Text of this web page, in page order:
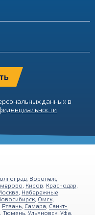
данных в
Воронеж
Киров Краснодар
Набережные
Омск
Рязань Самара Санкт-
Тюмень Ульяновск Уфа